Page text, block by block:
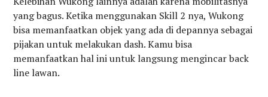
yang bagus. Ketika menggunakan Skill 2 nya, Wukong
bisa memanfaatkan objek yang ada di depannya sebagai
pijakan untuk melakukan dash. Kamu bisa
memanfaatkan hal ini untuk langsung mengincar back
line lawan.